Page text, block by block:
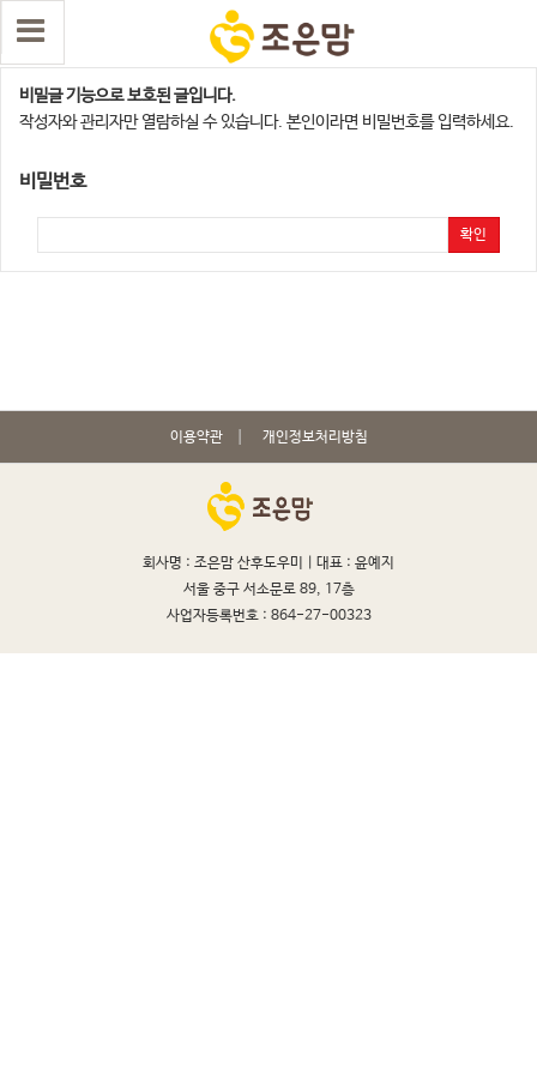
수원,오산지점
비밀글 기능으로 보호된 글입니다.
작성자와 관리자만 열람하실 수 있습니다. 본인이라면 비밀번호를 입력하세요.
비밀번호
확인
이용약관 개인정보처리방침
회사명 : 조은맘 산후도우미 | 대표 : 윤예지
서울 중구 서소문로 89, 17층
사업자등록번호 : 864-27-00323